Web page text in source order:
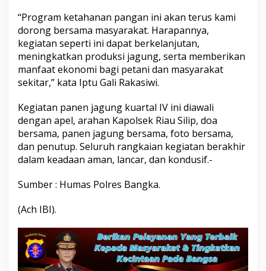
“Program ketahanan pangan ini akan terus kami
dorong bersama masyarakat. Harapannya,
kegiatan seperti ini dapat berkelanjutan,
meningkatkan produksi jagung, serta memberikan
manfaat ekonomi bagi petani dan masyarakat
sekitar,” kata Iptu Gali Rakasiwi.
Kegiatan panen jagung kuartal IV ini diawali
dengan apel, arahan Kapolsek Riau Silip, doa
bersama, panen jagung bersama, foto bersama,
dan penutup. Seluruh rangkaian kegiatan berakhir
dalam keadaan aman, lancar, dan kondusif.-
Sumber : Humas Polres Bangka.
(Ach IBI).